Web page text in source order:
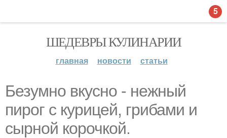
ШЕДЕВРЫ КУЛИНАРИИ
главная новости статьи
Безумно вкусно - нежный
пирог с курицей, грибами и
сырной корочкой.
5